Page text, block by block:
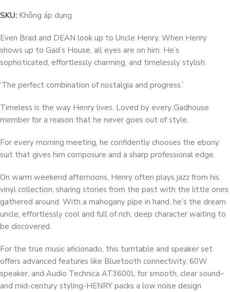
SKU: Không áp dụng
Even Brad and DEAN look up to Uncle Henry. When Henry
shows up to Gad’s House, all eyes are on him. He’s
sophisticated, effortlessly charming, and timelessly stylish.
‘The perfect combination of nostalgia and progress.’
Timeless is the way Henry lives. Loved by every Gadhouse
member for a reason that he never goes out of style.
For every morning meeting, he confidently chooses the ebony
suit that gives him composure and a sharp professional edge.
On warm weekend afternoons, Henry often plays jazz from his
vinyl collection, sharing stories from the past with the little ones
gathered around. With a mahogany pipe in hand, he’s the dream
uncle, effortlessly cool and full of rich, deep character waiting to
be discovered.
For the true music aficionado, this turntable and speaker set
offers advanced features like Bluetooth connectivity, 60W
speaker, and Audio Technica AT3600L for smooth, clear sound–
and mid-century styling-HENRY packs a low noise design